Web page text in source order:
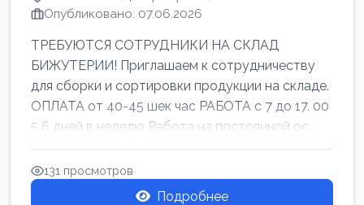
Опубликовано: 07.06.2026
ТРЕБУЮТСЯ СОТРУДНИКИ НА СКЛАД
БИЖУТЕРИИ! Приглашаем к сотрудничеству
для сборки и сортировки продукции на складе.
ОПЛАТА от 40-45 шек час РАБОТА с 7 до 17. 00
5 6 дней в неделю Работа на постоянной ос...
131 просмотров
Подробнее